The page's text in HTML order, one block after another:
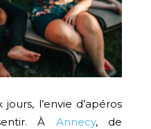
l’envie d’apéros
À Annecy, de